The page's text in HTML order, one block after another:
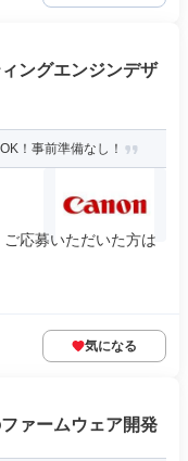
ングエンジンデザ
！事前準備なし！
応募いただいた方は
気になる
ァームウェア開発